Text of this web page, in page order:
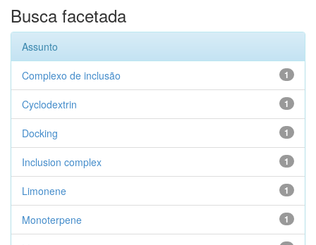
Busca facetada
Assunto
1
Complexo de inclusão
1
Cyclodextrin
1
Docking
1
Inclusion complex
1
Limonene
1
Monoterpene